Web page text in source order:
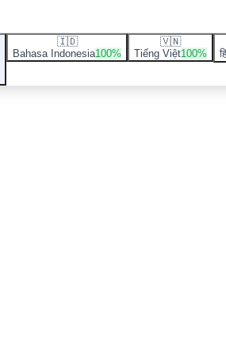
🇮🇩
Bahasa Indonesia100%
🇻🇳
Tiếng Việt100%